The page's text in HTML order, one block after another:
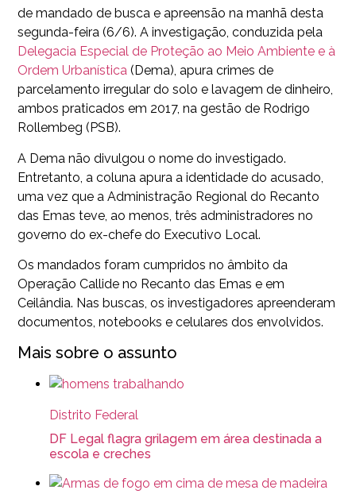
de mandado de busca e apreensão na manhã desta
segunda-feira (6/6). A investigação, conduzida pela
Delegacia Especial de Proteção ao Meio Ambiente e à
Ordem Urbanística (Dema), apura crimes de
parcelamento irregular do solo e lavagem de dinheiro,
ambos praticados em 2017, na gestão de Rodrigo
Rollembeg (PSB).
A Dema não divulgou o nome do investigado.
Entretanto, a coluna apura a identidade do acusado,
uma vez que a Administração Regional do Recanto
das Emas teve, ao menos, três administradores no
governo do ex-chefe do Executivo Local.
Os mandados foram cumpridos no âmbito da
Operação Callide no Recanto das Emas e em
Ceilândia. Nas buscas, os investigadores apreenderam
documentos, notebooks e celulares dos envolvidos.
Mais sobre o assunto
Distrito Federal
DF Legal flagra grilagem em área destinada a
escola e creches